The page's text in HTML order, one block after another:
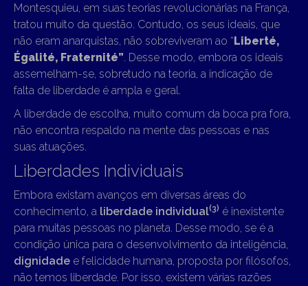
Montesquieu, em suas teorias revolucionárias na França,
tratou muito da questão. Contudo, os seus ideais, que
não eram anarquistas, não sobreviveram ao “Liberté,
Égalité, Fraternité” . Desse modo, embora os ideais
assemelham-se, sobretudo na teoria, a indicação de
falta de liberdade é ampla e geral.
A liberdade de escolha, muito comum da boca pra fora,
não encontra respaldo na mente das pessoas e nas
suas atuações.
Liberdades Individuais
Embora existam avanços em diversas áreas do
conhecimento, a liberdade individual(3) é inexistente
para muitas pessoas no planeta. Desse modo, se é a
condição única para o desenvolvimento da inteligência,
dignidade e felicidade humana, proposta por filósofos,
não temos liberdade. Por isso, existem várias razões